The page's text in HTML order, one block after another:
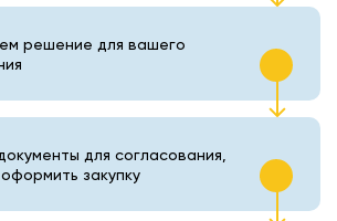
решение для вашего
для согласования,
закупку